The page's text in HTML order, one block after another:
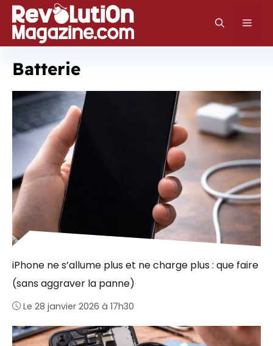
Aller
au
contenu
Batterie
iPhone ne s’allume plus et ne charge plus : que faire
(sans aggraver la panne)
Le 28 janvier 2026 à 17h30